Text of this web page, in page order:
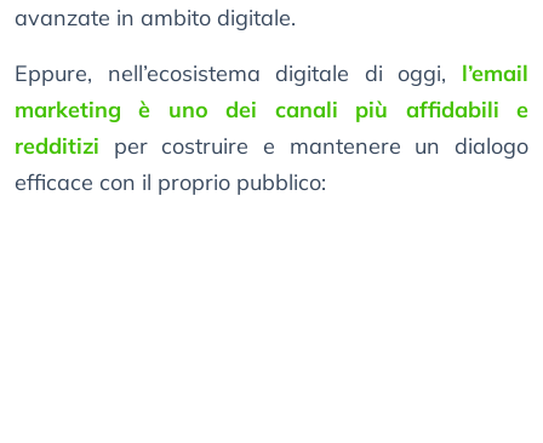
avanzate in ambito digitale.
Eppure, nell’ecosistema digitale di oggi, l’email
marketing è uno dei canali più affidabili e
redditizi per costruire e mantenere un dialogo
efficace con il proprio pubblico: